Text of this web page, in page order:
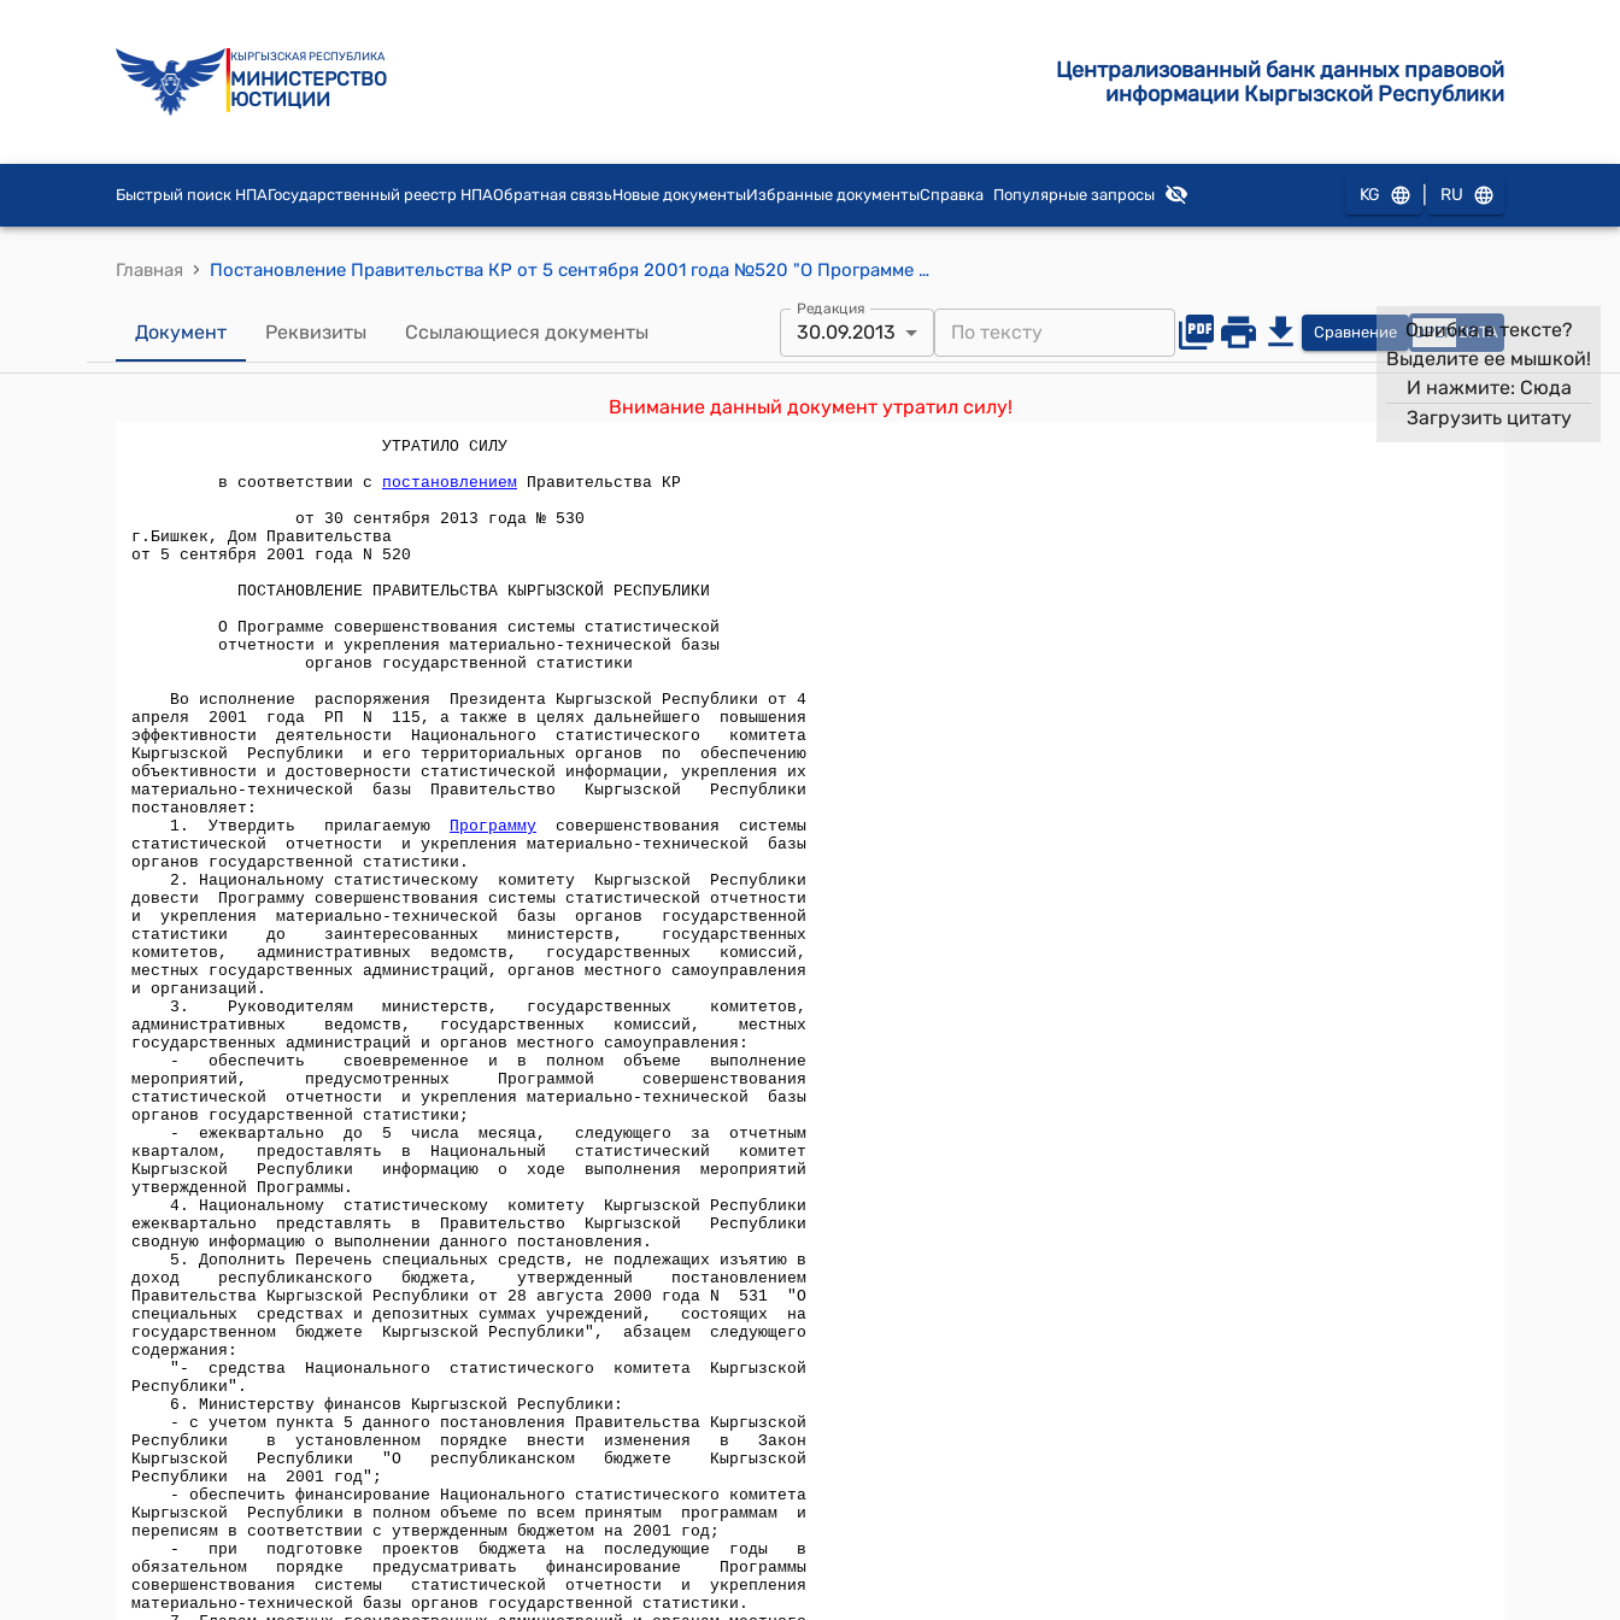
КЫРГЫЗСКАЯ РЕСПУБЛИКА
МИНИСТЕРСТВО
ЮСТИЦИИ
Централизованный банк данных правовой
информации Кыргызской Республики
Быстрый поиск НПАГосударственный реестр НПАОбратная связьНовые документыИзбранные документыСправка Популярные запросы KG RU
Главная › Постановление Правительства КР от 5 сентября 2001 года №520 "О Программе совершенствования системы статистической отчетности и укрепления материально-технической базы органов государственной статистики"
Документ Реквизиты Ссылающиеся документы
Редакция
30.09.2013 Сравнение OPEN DATA
Внимание данный документ утратил силу!
Ошибка в тексте?
Выделите ее мышкой!
И нажмите: Сюда
Загрузить цитату